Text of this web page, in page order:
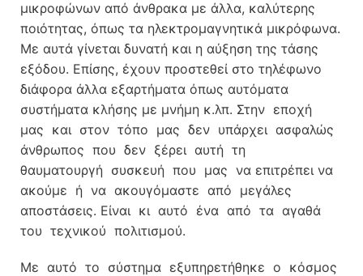
μικροφώνων από άνθρακα με άλλα, καλύτερης
ποιότητας, όπως τα ηλεκτρομαγνητικά μικρόφωνα.
Με αυτά γίνεται δυνατή και η αύξηση της τάσης
εξόδου. Επίσης, έχουν προστεθεί στο τηλέφωνο
διάφορα άλλα εξαρτήματα όπως αυτόματα
συστήματα κλήσης με μνήμη κ.λπ. Στην εποχή
μας και στον τόπο μας δεν υπάρχει ασφαλώς
άνθρωπος που δεν ξέρει αυτή τη
θαυματουργή συσκευή που μας να επιτρέπει να
ακούμε ή να ακουγόμαστε από μεγάλες
αποστάσεις. Είναι κι αυτό ένα από τα αγαθά
του τεχνικού πολιτισμού.
Με αυτό το σύστημα εξυπηρετήθηκε ο κόσμος